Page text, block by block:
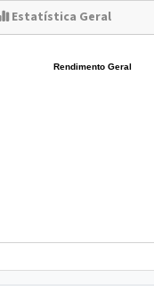
Estatística Geral
Rendimento Geral